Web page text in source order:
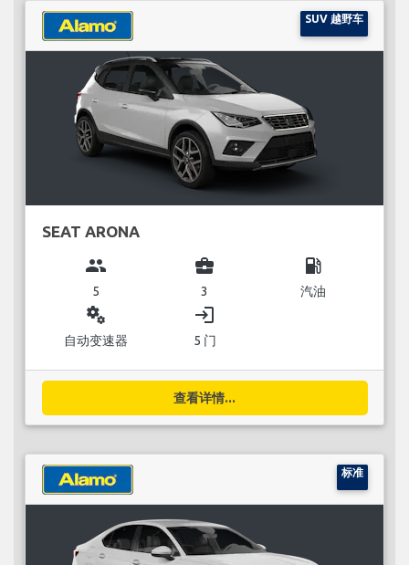
SUV 越野车
SEAT ARONA
group
5
business_center
3
local_gas_station
汽油
miscellaneous_services
自动变速器
login
5 门
查看详情...
标准